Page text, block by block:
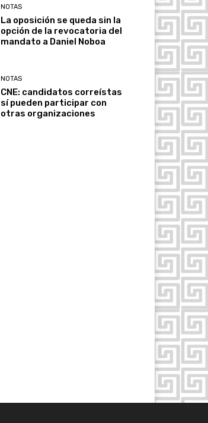
NOTAS
La oposición se queda sin la
opción de la revocatoria del
mandato a Daniel Noboa
NOTAS
CNE: candidatos correístas
sí pueden participar con
otras organizaciones